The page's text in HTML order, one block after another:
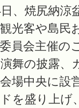
、焼尻納涼
光客や島民
員会主催の
舞の披露、
場中央に設
を盛り上げ